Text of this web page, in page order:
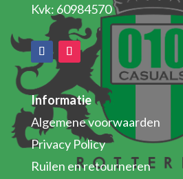
Kvk: 60984570
Informatie
Algemene voorwaarden
Privacy Policy
Ruilen en retourneren